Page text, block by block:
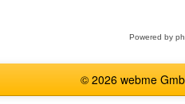
Powered by
© 2026 webme